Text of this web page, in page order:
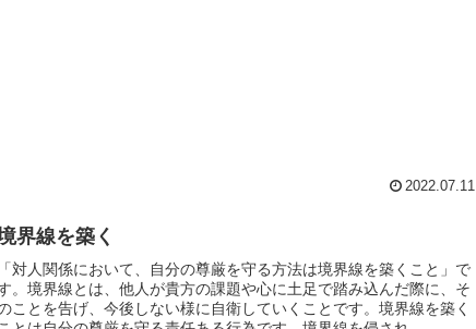
2022.07.11
界線を築く
「対人関係において、自分の尊厳を守る方法は境界線を築くこと」で
。境界線とは、他人が貴方の課題や心に土足で踏み込んだ際に、そ
ことを告げ、今後しない様に自衛していくことです。境界線を築く